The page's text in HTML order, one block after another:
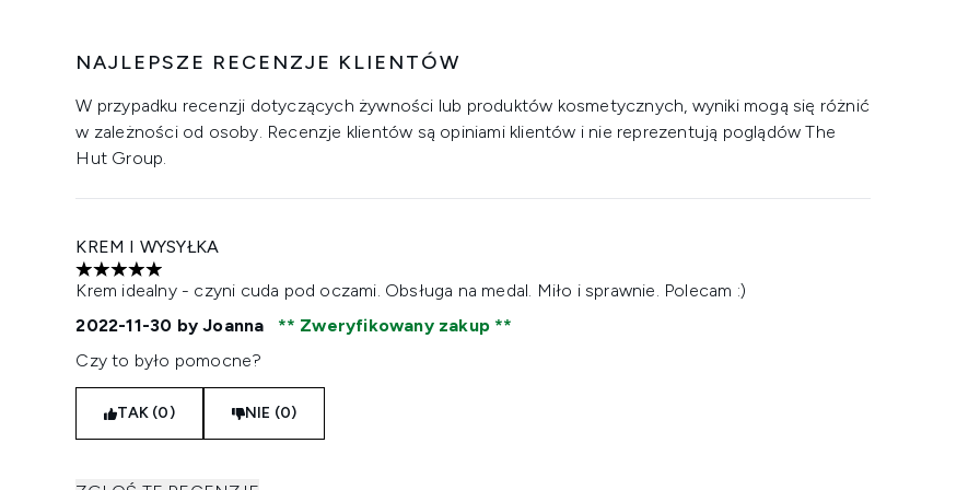
NAJLEPSZE RECENZJE KLIENTÓW
W przypadku recenzji dotyczących żywności lub produktów kosmetycznych, wyniki mogą się różnić
w zależności od osoby. Recenzje klientów są opiniami klientów i nie reprezentują poglądów The
Hut Group.
KREM I WYSYŁKA
5 gwiazdek na maksymalnie 5
Krem idealny - czyni cuda pod oczami. Obsługa na medal. Miło i sprawnie. Polecam :)
2022-11-30 by Joanna
Zweryfikowany zakup
Czy to było pomocne?
TAK (0) NIE (0)